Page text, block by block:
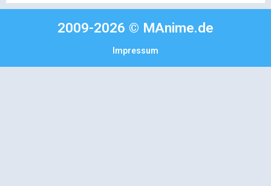
2009-2026 © MAnime.de
Impressum